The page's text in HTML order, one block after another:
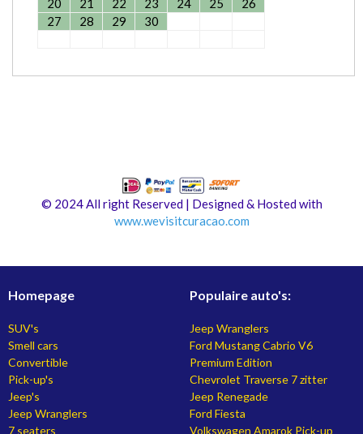
20
21 22 23 24 25
26
27
28 29 30
© 2024 All right Reserved | Designed & Hosted with
www.wevisitcuracao.com
Homepage
SUV's
Smell cars
Convertible
Pick-up's
Jeep's
Jeep Wranglers
7 seaters
Populaire auto's:
Jeep Wranglers
Ford Mustang Cabrio V6
Premium Edition
Chevrolet Traverse 7 zitter
Jeep Renegade
Ford Fiesta
Volkswagen Amarok Pick-up